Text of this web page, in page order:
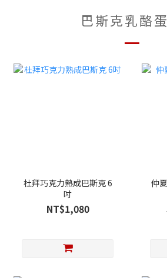
巴斯克乳酪
杜拜巧克力熟成巴斯克 6
吋
NT$1,080
仲